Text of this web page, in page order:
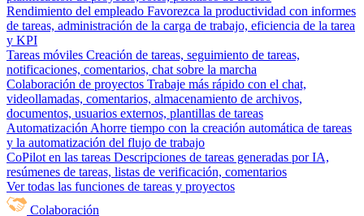
Rendimiento del empleado Favorezca la productividad con informes
de tareas, administración de la carga de trabajo, eficiencia de la tarea
y KPI
Tareas móviles Creación de tareas, seguimiento de tareas,
notificaciones, comentarios, chat sobre la marcha
Colaboración de proyectos Trabaje más rápido con el chat,
videollamadas, comentarios, almacenamiento de archivos,
documentos, usuarios externos, plantillas de tareas
Automatización Ahorre tiempo con la creación automática de tareas
y la automatización del flujo de trabajo
CoPilot en las tareas Descripciones de tareas generadas por IA,
resúmenes de tareas, listas de verificación, comentarios
Ver todas las funciones de tareas y proyectos
Colaboración